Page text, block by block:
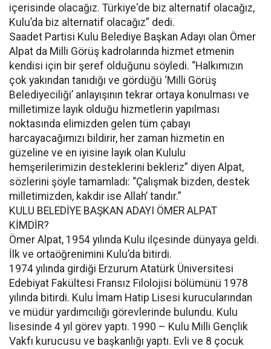
içerisinde olacağız. Türkiye'de biz alternatif olacağız,
Kulu’da biz alternatif olacağız” dedi.
Saadet Partisi Kulu Belediye Başkan Adayı olan Ömer
Alpat da Milli Görüş kadrolarında hizmet etmenin
kendisi için bir şeref olduğunu söyledi. “Halkımızın
çok yakından tanıdığı ve gördüğü ‘Milli Görüş
Belediyeciliği’ anlayışının tekrar ortaya konulması ve
milletimize layık olduğu hizmetlerin yapılması
noktasında elimizden gelen tüm çabayı
harcayacağımızı bildirir, her zaman hizmetin en
güzeline ve en iyisine layık olan Kululu
hemşerilerimizin desteklerini bekleriz” diyen Alpat,
sözlerini şöyle tamamladı: “Çalışmak bizden, destek
milletimizden, kakdir ise Allah’ tandır.”
KULU BELEDİYE BAŞKAN ADAYI ÖMER ALPAT
KİMDİR?
Ömer Alpat, 1954 yılında Kulu ilçesinde dünyaya geldi.
İlk ve ortaöğrenimini Kulu’da bitirdi.
1974 yılında girdiği Erzurum Atatürk Üniversitesi
Edebiyat Fakültesi Fransız Filolojisi bölümünü 1978
yılında bitirdi. Kulu İmam Hatip Lisesi kurucularından
ve müdür yardımcılığı görevlerinde bulundu. Kulu
lisesinde 4 yıl görev yaptı. 1990 – Kulu Milli Gençlik
Vakfı kurucusu ve başkanlığı yaptı. Evli ve 8 çocuk